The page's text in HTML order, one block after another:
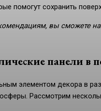
помогут сохранить
вы сможете
панели в
элементом декора в
Рассмотрим